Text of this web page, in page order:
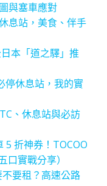
與塞車應對
息站，美食、伴手
本「道之驛」推
停休息站，我的實
、休息站與必訪
5 折神券！TOCOO
實戰分享）
要租？高速公路